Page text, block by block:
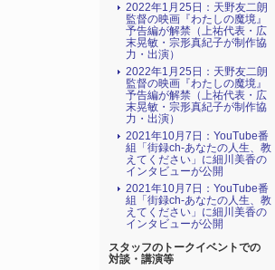
2022年1月25日：天野友二朗
監督の映画『わたしの魔境』
予告編が解禁（上祐代表・広
末晃敏・宗形真紀子が制作協
力・出演）
2022年1月25日：天野友二朗
監督の映画『わたしの魔境』
予告編が解禁（上祐代表・広
末晃敏・宗形真紀子が制作協
力・出演）
2021年10月7日：YouTube番
組「街録ch-あなたの人生、教
えてください」に細川美香の
インタビューが公開
2021年10月7日：YouTube番
組「街録ch-あなたの人生、教
えてください」に細川美香の
インタビューが公開
スタッフのトークイベントでの
対談・講演等